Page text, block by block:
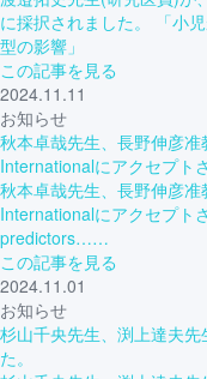
に採択されました。 「小
型の影響」
この記事を見る
2024.11.11
お知らせ
秋本卓哉先生、長野伸彦
Internationalにアクセプト
秋本卓哉先生、長野伸彦
Internationalにアクセプト
predictors……
この記事を見る
2024.11.01
お知らせ
杉山千央先生、渕上達夫
た。